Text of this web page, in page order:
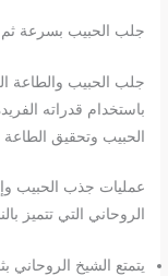
جلب الحبيب بسرعة ثم
جلب الحبيب والطاعة
باستخدام قدراته
الحبيب وتحقيق
عمليات جذب الحبيب
الروحاني التي تتميز
يتمتع الشيخ